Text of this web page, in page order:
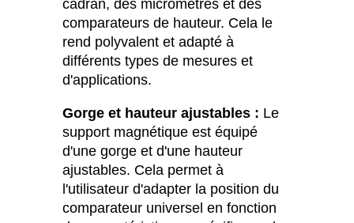
cadran, des micromètres et des
comparateurs de hauteur. Cela le
rend polyvalent et adapté à
différents types de mesures et
d'applications.
Gorge et hauteur ajustables : Le
support magnétique est équipé
d'une gorge et d'une hauteur
ajustables. Cela permet à
l'utilisateur d'adapter la position du
comparateur universel en fonction